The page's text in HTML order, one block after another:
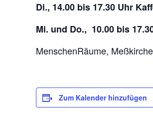
Di., 14.00 bis 17.30 Uhr
Mi. und Do., 10.00 bis
MenschenRäume,
Zum Kalender hinzufügen